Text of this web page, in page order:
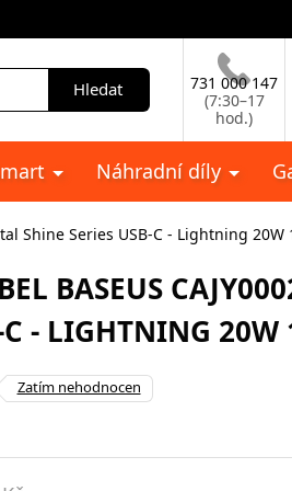
Hledat
731 000 147
(7:30–17
hod.)
Náhradní díly
Shine Series USB-C - Lightning 20W
BASEUS
C - LIGHTNING
Zatím nehodnocen